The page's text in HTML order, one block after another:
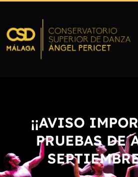
¡¡AVISO
PRUEBAS DE